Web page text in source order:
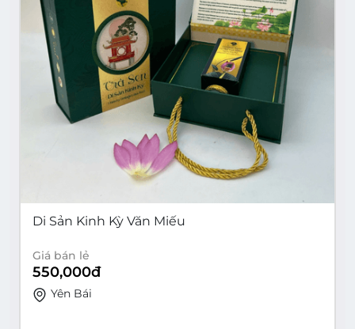
Di Sản Kinh Kỳ Văn Miếu
Giá bán lẻ
550,000đ
Yên Bái